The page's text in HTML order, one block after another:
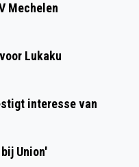
Mechelen
Lukaku
interesse van
Union'